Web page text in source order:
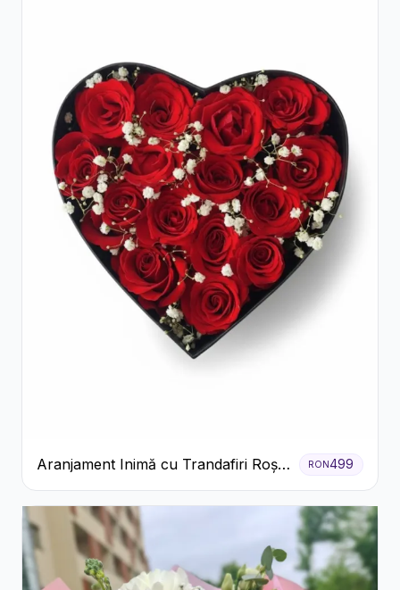
Aranjament Inimă cu Trandafiri Roșii
și Floarea Miresei
RON499